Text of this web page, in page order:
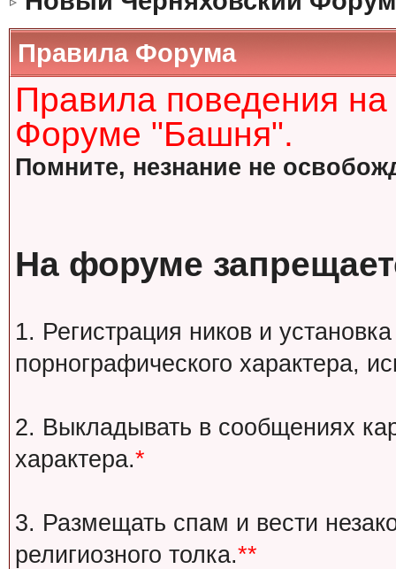
Правила Форума
Правила поведения
Форуме "Башня".
Помните, незнание не
На форуме
1. Регистрация ников и
порнографического характера,
2. Выкладывать в сообщениях
характера.*
3. Размещать спам и вести
религиозного толка.**